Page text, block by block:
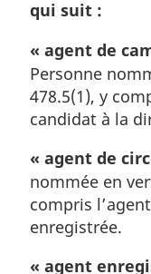
qui suit :
« agent de
Personne
478.5(1), y
candidat à la
« agent de
nommée en
compris
enregistrée.
« agent